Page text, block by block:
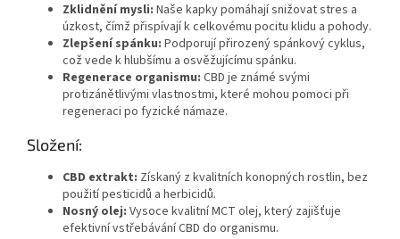
Zklidnění mysli: Naše kapky pomáhají snižovat stres a
úzkost, čímž přispívají k celkovému pocitu klidu a pohody.
Zlepšení spánku: Podporují přirozený spánkový cyklus,
což vede k hlubšímu a osvěžujícímu spánku.
Regenerace organismu: CBD je známé svými
protizánětlivými vlastnostmi, které mohou pomoci při
regeneraci po fyzické námaze.
Složení:
CBD extrakt: Získaný z kvalitních konopných rostlin, bez
použití pesticidů a herbicidů.
Nosný olej: Vysoce kvalitní MCT olej, který zajišťuje
efektivní vstřebávání CBD do organismu.